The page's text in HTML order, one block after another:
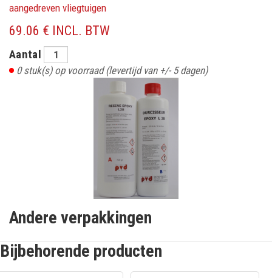
aangedreven vliegtuigen
69.06 € INCL. BTW
Aantal
0stuk(s) op voorraad(levertijd van +/- 5 dagen)
Andere verpakkingen
Bijbehorende producten